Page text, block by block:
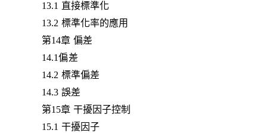
13.1 直接標準化
13.2 標準化率的應用
第14章 偏差
14.1偏差
14.2 標準偏差
14.3 誤差
第15章 干擾因子控制
15.1 干擾因子